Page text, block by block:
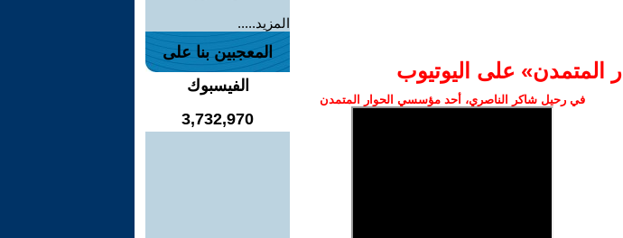
المتمدن» على اليوتيوب
في رحيل شاكر الناصري، أحد مؤسسي الحوار المتمدن
المزيد.....
المعجبين بنا على
الفيسبوك
3,732,970